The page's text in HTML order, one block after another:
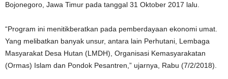
Bojonegoro, Jawa Timur pada tanggal 31 Oktober 2017 lalu.
“Program ini menitikberatkan pada pemberdayaan ekonomi umat.
Yang melibatkan banyak unsur, antara lain Perhutani, Lembaga
Masyarakat Desa Hutan (LMDH), Organisasi Kemasyarakatan
(Ormas) Islam dan Pondok Pesantren,” ujarnya, Rabu (7/2/2018).